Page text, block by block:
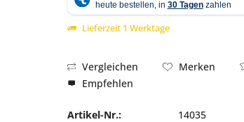
Abbildung ähnlich
Lieferzeit 1 Werktage
Vergleichen Merken
Empfehlen
Artikel-Nr.:
14035